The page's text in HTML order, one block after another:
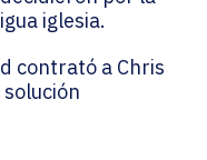
iglesia.
contrató a Chris
solución